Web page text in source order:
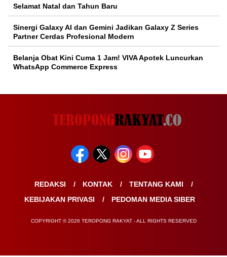
Selamat Natal dan Tahun Baru
Sinergi Galaxy AI dan Gemini Jadikan Galaxy Z Series
Partner Cerdas Profesional Modern
Belanja Obat Kini Cuma 1 Jam! VIVA Apotek Luncurkan
WhatsApp Commerce Express
REDAKSI KONTAK
TENTANG KAMI
KEBIJAKAN PRIVASI
PEDOMAN MEDIA SIBER
COPYRIGHT © 2026 TEROPONG RAKYAT - ALL RIGHTS RESERVED